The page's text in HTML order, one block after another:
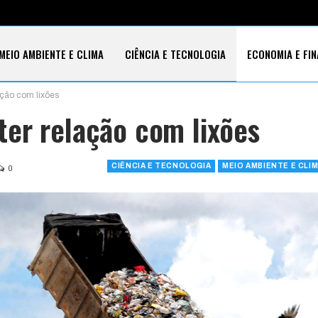
MEIO AMBIENTE E CLIMA CIÊNCIA E TECNOLOGIA ECONOMIA E
com lixões
relação com lixões
CIÊNCIA E TECNOLOGIA MEIO AMBIENTE E
0